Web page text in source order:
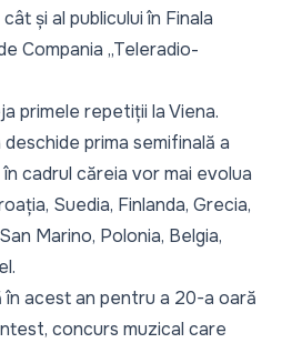
și al publicului în Finala
Compania „Teleradio-
primele repetiții la Viena.
prima semifinală a
cadrul căreia vor mai evolua
Suedia, Finlanda, Grecia,
Marino, Polonia, Belgia,
acest an pentru a 20-a oară
concurs muzical care